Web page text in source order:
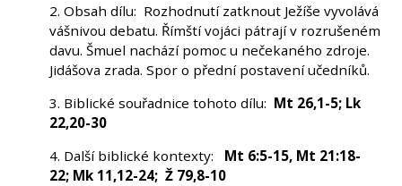
2. Obsah dílu: Rozhodnutí zatknout Ježíše vyvolává
vášnivou debatu. Římští vojáci pátrají v rozrušeném
davu. Šmuel nachází pomoc u nečekaného zdroje.
Jidášova zrada. Spor o přední postavení učedníků.
3. Biblické souřadnice tohoto dílu: Mt 26,1-5; Lk
22,20-30
4. Další biblické kontexty: Mt 6:5-15, Mt 21:18-
22; Mk 11,12-24; Ž 79,8-10